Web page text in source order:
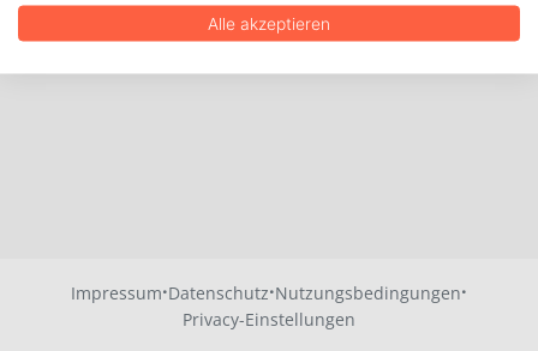
Impressum·Datenschutz·Nutzungsbedingungen·
Privacy-Einstellungen
Alle akzeptieren